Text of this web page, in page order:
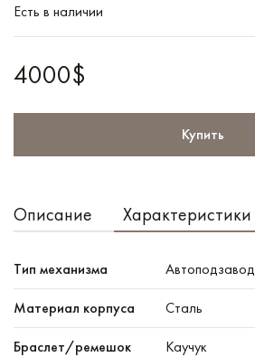
Есть в наличии
4000$
Купить
Описание Характеристики
Тип механизма Автоподзавод
Материал корпуса Сталь
Браслет/ремешок Каучук